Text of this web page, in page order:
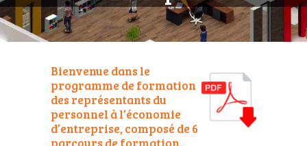
Bienvenue dans le
programme de formation
des représentants du
personnel à l’économie
d’entreprise, composé de 6